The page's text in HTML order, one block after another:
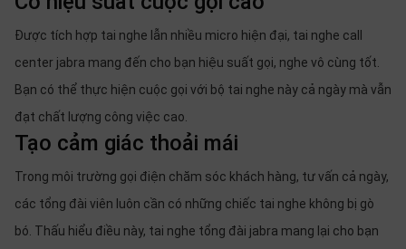
Được tích hợp tai nghe lẫn nhiều micro hiện đại, tai nghe call
center jabra mang đến cho bạn hiệu suất gọi, nghe vô cùng tốt.
Bạn có thể thực hiện cuộc gọi với bộ tai nghe này cả ngày mà vẫn
đạt chất lượng công việc cao.
Tạo cảm giác thoải mái
Trong môi trường gọi điện chăm sóc khách hàng, tư vấn cả ngày,
các tổng đài viên luôn cần có những chiếc tai nghe không bị gò
bó. Thấu hiểu điều này, tai nghe tổng đài jabra mang lại cho bạn